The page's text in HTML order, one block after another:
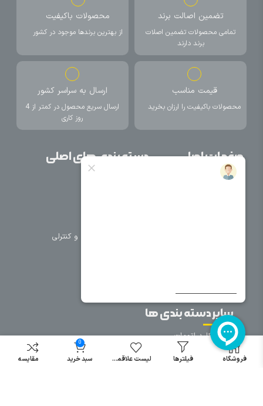
تضمین اصالت برند
تمامی محصولات تضمین اصلات
برند دارند
محصولات باکیفیت
از بهترین برندها موجود در کشور
قیمت مناسب
محصولات باکیفیت را ارزان بخرید
ارسال به سراسر کشور
ارسال سریع محصول در کمتر از 4
روز کاری
صفحات اصلی
خانه
دسته بندی های اصلی
تجهیزات حفاظتی و کنترلی
سایر دسته بندی ها
خرید کلید اتومات
خرید کنتاکتور
خرید فیوز
فروشگاه فیلترها لیست علاقمندی
0
سبد خرید مقایسه